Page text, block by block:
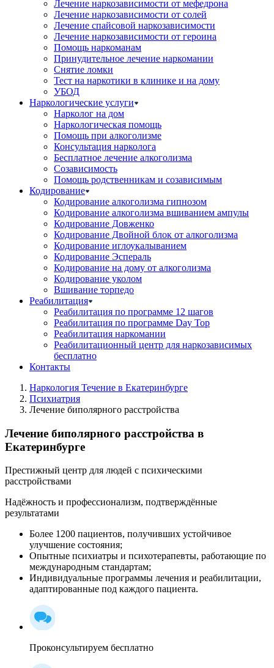
Лечение наркозависимости от мефедрона
Лечение наркозависимости от солей
Лечение спайсовой наркозависимости
Лечение наркозависимости от героина
Помощь наркоманам
Принудительное лечение наркомании
Снятие ломки
Тест на наркотики в клинике и на дому
УБОД
Наркологические услуги
Нарколог на дом
Наркологическая помощь
Помощь при алкоголизме
Консультация нарколога
Бесплатное лечение алкоголизма
Созависимость
Помощь родственникам и созависимым
Кодирование
Кодирование алкоголизма гипнозом
Кодирование алкоголизма вшиванием ампулы
Кодирование Довженко
Кодирование Двойной блок от алкоголизма
Кодирование иглоукалыванием
Кодирование Эспераль
Кодирование на дому от алкоголизма
Кодирование уколом
Вшивание торпедо
Реабилитация
Реабилитация по программе 12 шагов
Реабилитация по программе Day Top
Реабилитация наркомании
Реабилитационный центр для наркозависимых
бесплатно
Контакты
Наркология Течение в Екатеринбурге
Психиатрия
Лечение биполярного расстройства
Лечение биполярного расстройства в
Екатеринбурге
Престижный центр для людей с психическими
расстройствами
Надёжность и профессионализм, подтверждённые
результатами
Более 1200 пациентов, получивших устойчивое
улучшение состояния;
Опытные психиатры и психотерапевты, работающие по
международным стандартам;
Индивидуальные программы лечения и реабилитации,
адаптированные под каждого пациента.
Проконсультируем бесплатно